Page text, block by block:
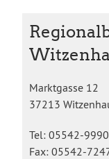
Marktgasse 12
37213
Tel: 05542-
Fax: 05542-